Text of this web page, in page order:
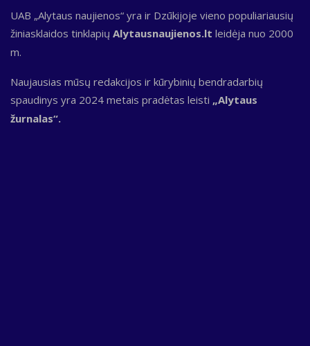
UAB „Alytaus naujienos“ yra ir Dzūkijoje vieno populiariausių
žiniasklaidos tinklapių Alytausnaujienos.lt leidėja nuo 2000
m.
Naujausias mūsų redakcijos ir kūrybinių bendradarbių
spaudinys yra 2024 metais pradėtas leisti „Alytaus
žurnalas“.